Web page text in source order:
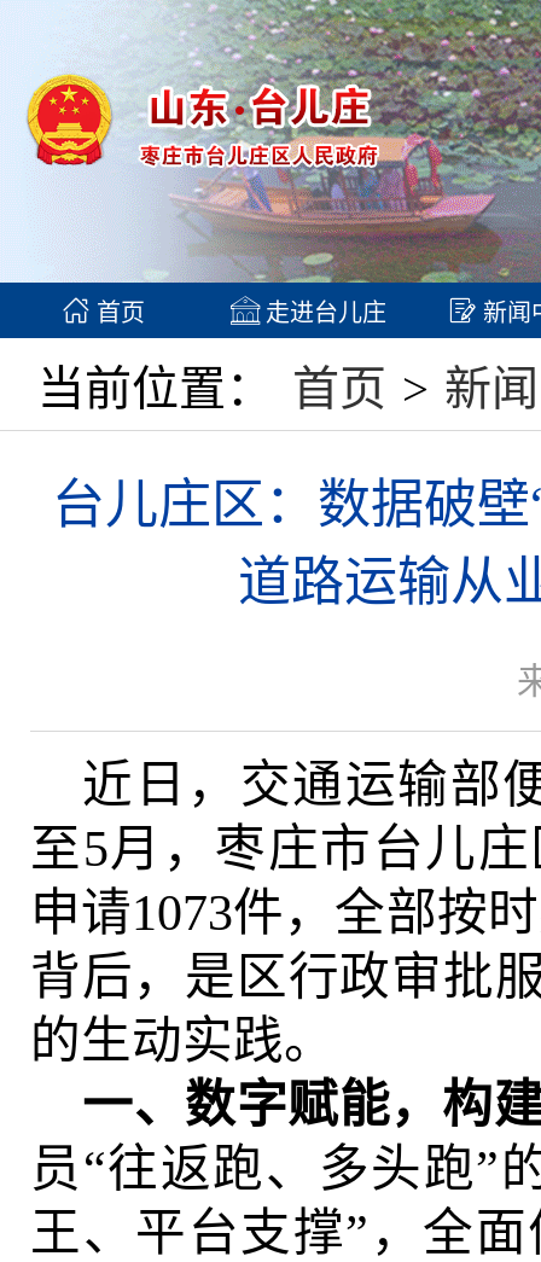
首页 走进台儿庄 新闻
当前位置： 首页 > 新
台儿庄区：数据破
道路运输从
近日，交通运输部
至5月，枣庄市台儿
申请1073件，全部按
背后，是区行政审批
的生动实践。
一、 数字赋能，构
员 “往返跑、多头跑”
王、平台支撑”，全